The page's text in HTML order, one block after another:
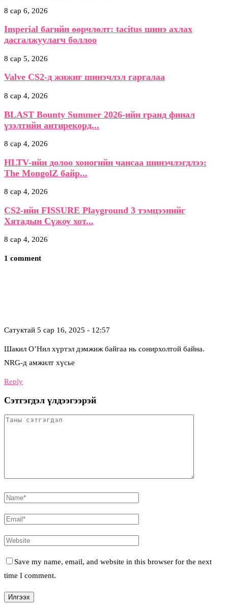
8 сар 6, 2026
Imperial багийн өөрчлөлт: tacitus шинэ ахлах
дасгалжуулагч боллоо
8 сар 5, 2026
Valve CS2-д жижиг шинэчлэл гаргалаа
8 сар 4, 2026
BLAST Bounty Summer 2026-ийн гранд финал
үзэлтийн антирекорд...
8 сар 4, 2026
HLTV-ийн долоо хоногийн чансаа шинэчлэгдлээ:
The MongolZ байр...
8 сар 4, 2026
CS2-ийн FISSURE Playground 3 тэмцээнийг
Хятадын Сүжоу хот...
8 сар 4, 2026
1 comment
Сатуктай 5 сар 16, 2025 - 12:57
Шакил О’Нил хүртэл дэмжиж байгаа нь сонирхолтой байна.
NRG-д амжилт хүсье
Reply
Сэтгэгдэл үлдээгээрэй
Save my name, email, and website in this browser for the next
time I comment.